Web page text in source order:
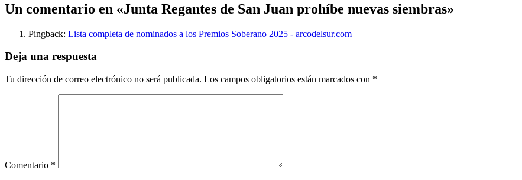
Un comentario en «Junta Regantes de San Juan prohíbe nuevas siembras»
Pingback: Lista completa de nominados a los Premios Soberano 2025 - arcodelsur.com
Deja una respuesta
Tu dirección de correo electrónico no será publicada. Los campos obligatorios están marcados con *
Comentario *